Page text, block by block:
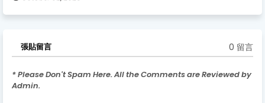
張貼留言 0 留言
* Please Don't Spam Here. All the Comments are Reviewed by
Admin.